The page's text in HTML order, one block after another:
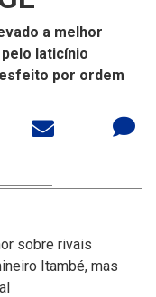
a melhor
laticínio
por ordem
sobre rivais
Itambé, mas